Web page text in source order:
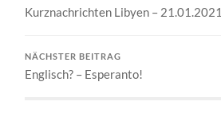
Kurznachrichten Libyen – 21.01.2021
NÄCHSTER BEITRAG
Englisch? – Esperanto!